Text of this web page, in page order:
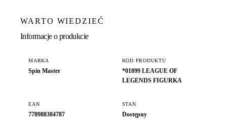
WARTO WIEDZIEĆ
Informacje o produkcie
MARKA
Spin Master
KOD PRODUKTU
*01899 LEAGUE OF
LEGENDS FIGURKA
EAN
778988384787
STAN
Dostępny